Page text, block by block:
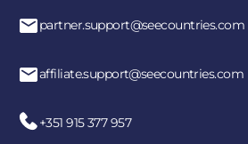
partner.support@seecountries.com
affiliate.support@seecountries.com
+351 915 377 957